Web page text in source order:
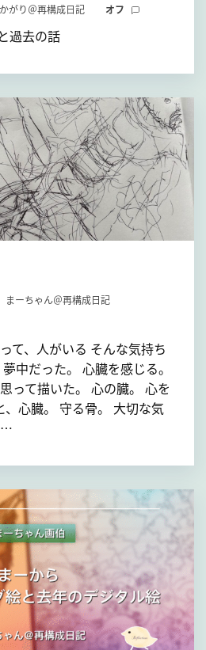
かがり＠再構成日記 オフ
過去の話
まーちゃん＠再構成日記
て、人がいる そんな気持ち
中だった。 心臓を感じる。
って描いた。 心の臓。 心を
、心臓。 守る骨。 大切な気
…